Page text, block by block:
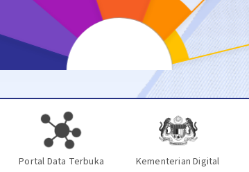
Portal Data Terbuka Kementerian Digital